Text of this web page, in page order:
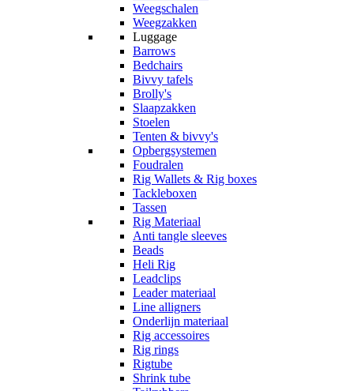
Weegschalen
Weegzakken
Luggage
Barrows
Bedchairs
Bivvy tafels
Brolly's
Slaapzakken
Stoelen
Tenten & bivvy's
Opbergsystemen
Foudralen
Rig Wallets & Rig boxes
Tackleboxen
Tassen
Rig Materiaal
Anti tangle sleeves
Beads
Heli Rig
Leadclips
Leader materiaal
Line alligners
Onderlijn materiaal
Rig accessoires
Rig rings
Rigtube
Shrink tube